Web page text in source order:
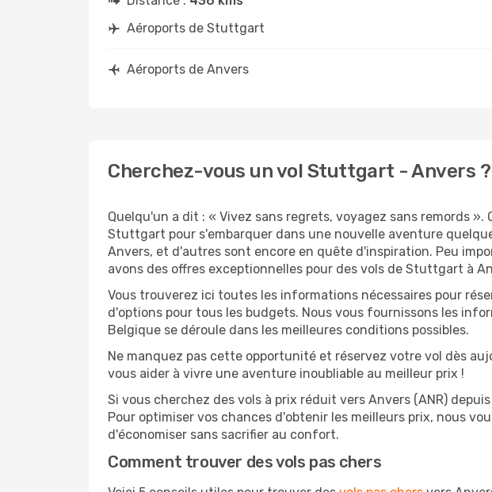
Aéroports de Stuttgart
Aéroports de Anvers
Cherchez-vous un vol Stuttgart - Anvers ?
Quelqu'un a dit : « Vivez sans regrets, voyagez sans remords
Stuttgart pour s'embarquer dans une nouvelle aventure
Anvers, et d'autres sont encore en quête d'inspiration. Peu
avons des offres exceptionnelles pour des vols de Stuttgart à
Vous trouverez ici toutes les informations nécessaires pour
d'options pour tous les budgets. Nous vous fournissons les
Belgique se déroule dans les meilleures conditions possibles.
Ne manquez pas cette opportunité et réservez votre vol dès
vous aider à vivre une aventure inoubliable au meilleur prix !
Si vous cherchez des vols à prix réduit vers Anvers (ANR)
Pour optimiser vos chances d'obtenir les meilleurs prix, nous
d'économiser sans sacrifier au confort.
Comment trouver des vols pas chers